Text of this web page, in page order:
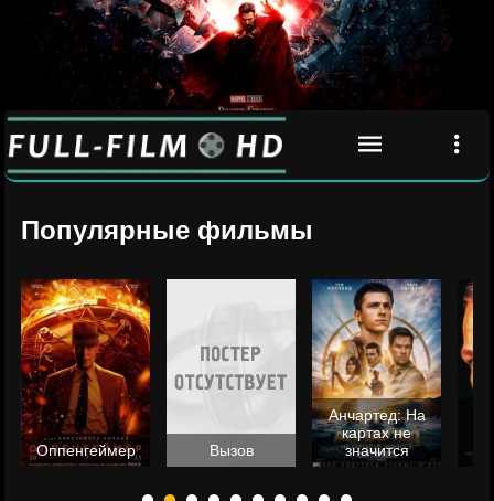
Популярные фильмы
Оппенгеймер Вызов
Анчартед: На
картах не
значится